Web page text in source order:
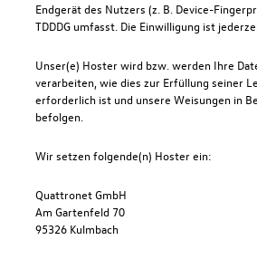
Endgerät des Nutzers (z. B. Device-
TDDDG umfasst. Die Einwilligung ist
Unser(e) Hoster wird bzw. werden Ihre
verarbeiten, wie dies zur Erfüllung seiner
erforderlich ist und unsere Weisungen in
befolgen.
Wir setzen folgende(n) Hoster ein:
Quattronet GmbH
Am Gartenfeld 70
95326 Kulmbach